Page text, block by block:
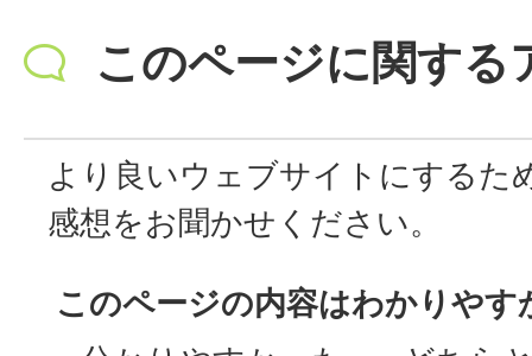
このページに関する
より良いウェブサイトにするた
感想をお聞かせください。
このページの内容はわかりやす